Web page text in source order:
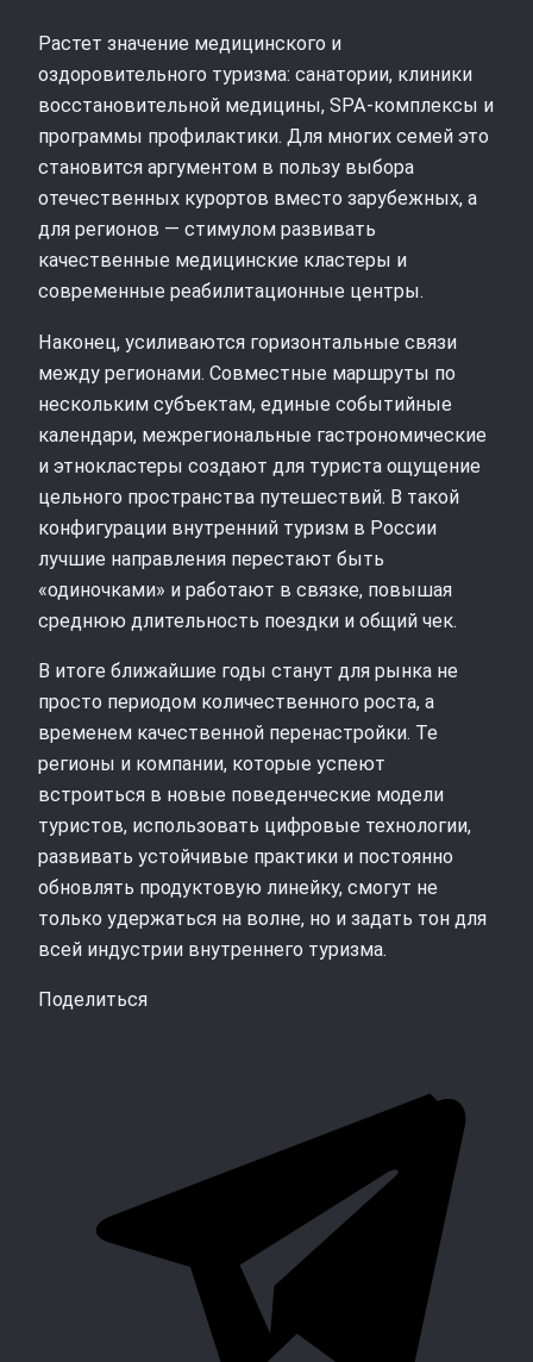
Растет значение медицинского и
оздоровительного туризма: санатории, клиники
восстановительной медицины, SPA‑комплексы и
программы профилактики. Для многих семей это
становится аргументом в пользу выбора
отечественных курортов вместо зарубежных, а
для регионов — стимулом развивать
качественные медицинские кластеры и
современные реабилитационные центры.
Наконец, усиливаются горизонтальные связи
между регионами. Совместные маршруты по
нескольким субъектам, единые событийные
календари, межрегиональные гастрономические
и этнокластеры создают для туриста ощущение
цельного пространства путешествий. В такой
конфигурации внутренний туризм в России
лучшие направления перестают быть
«одиночками» и работают в связке, повышая
среднюю длительность поездки и общий чек.
В итоге ближайшие годы станут для рынка не
просто периодом количественного роста, а
временем качественной перенастройки. Те
регионы и компании, которые успеют
встроиться в новые поведенческие модели
туристов, использовать цифровые технологии,
развивать устойчивые практики и постоянно
обновлять продуктовую линейку, смогут не
только удержаться на волне, но и задать тон для
всей индустрии внутреннего туризма.
Поделиться